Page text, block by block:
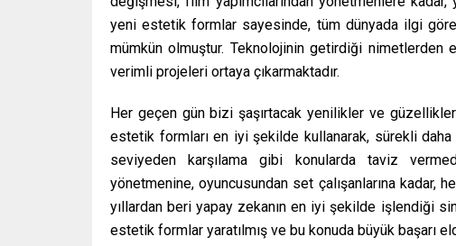
yeni estetik formlar sayesinde, tüm dünyada ilgi
mümkün olmuştur. Teknolojinin getirdiği
verimli projeleri ortaya çıkarmaktadır.
Her geçen gün bizi şaşırtacak yenilikler ve
estetik formları en iyi şekilde kullanarak, sürekli
seviyeden karşılama gibi konularda taviz
yönetmenine, oyuncusundan set çalışanlarına kadar,
yıllardan beri yapay zekanın en iyi şekilde işlendiği
estetik formlar yaratılmış ve bu konuda büyük başarı